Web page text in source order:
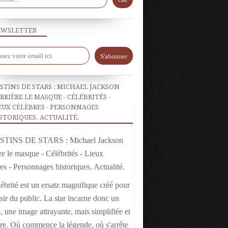
DE STARS : MICHAEL JACKSON
LE MASQUE - CÉLÉBRITÉS -
CÉLÈBRES - PERSONNAGES
ACTUALITÉ.
est un ersatz magnifique créé pour
du public. La star incarne donc un
une image attrayante, mais simplifiée et
Où commence la légende, où s'arrête